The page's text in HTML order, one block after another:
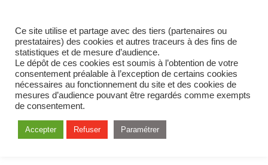
Ce site utilise et partage avec des tiers (partenaires ou
prestataires) des cookies et autres traceurs à des fins de
statistiques et de mesure d’audience.
Le dépôt de ces cookies est soumis à l’obtention de votre
consentement préalable à l’exception de certains cookies
nécessaires au fonctionnement du site et des cookies de
mesures d’audience pouvant être regardés comme exempts
de consentement.
Accepter Refuser Paramétrer